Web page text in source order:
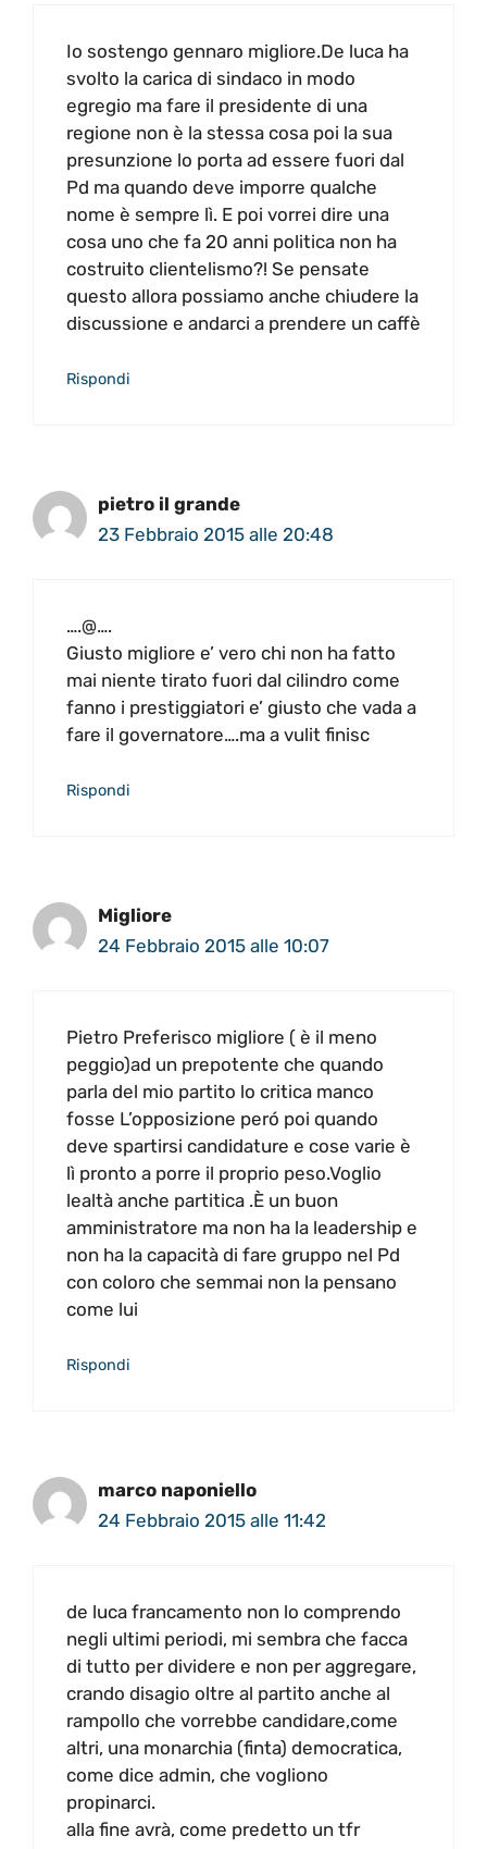
Io sostengo gennaro migliore.De luca ha
svolto la carica di sindaco in modo
egregio ma fare il presidente di una
regione non è la stessa cosa poi la sua
presunzione lo porta ad essere fuori dal
Pd ma quando deve imporre qualche
nome è sempre lì. E poi vorrei dire una
cosa uno che fa 20 anni politica non ha
costruito clientelismo?! Se pensate
questo allora possiamo anche chiudere la
discussione e andarci a prendere un caffè
Rispondi
pietro il grande
23 Febbraio 2015 alle 20:48
….@….
Giusto migliore e’ vero chi non ha fatto
mai niente tirato fuori dal cilindro come
fanno i prestiggiatori e’ giusto che vada a
fare il governatore….ma a vulit finisc
Rispondi
Migliore
24 Febbraio 2015 alle 10:07
Pietro Preferisco migliore ( è il meno
peggio)ad un prepotente che quando
parla del mio partito lo critica manco
fosse L’opposizione peró poi quando
deve spartirsi candidature e cose varie è
lì pronto a porre il proprio peso.Voglio
lealtà anche partitica .È un buon
amministratore ma non ha la leadership e
non ha la capacità di fare gruppo nel Pd
con coloro che semmai non la pensano
come lui
Rispondi
marco naponiello
24 Febbraio 2015 alle 11:42
de luca francamento non lo comprendo
negli ultimi periodi, mi sembra che facca
di tutto per dividere e non per aggregare,
crando disagio oltre al partito anche al
rampollo che vorrebbe candidare,come
altri, una monarchia (finta) democratica,
come dice admin, che vogliono
propinarci.
alla fine avrà, come predetto un tfr